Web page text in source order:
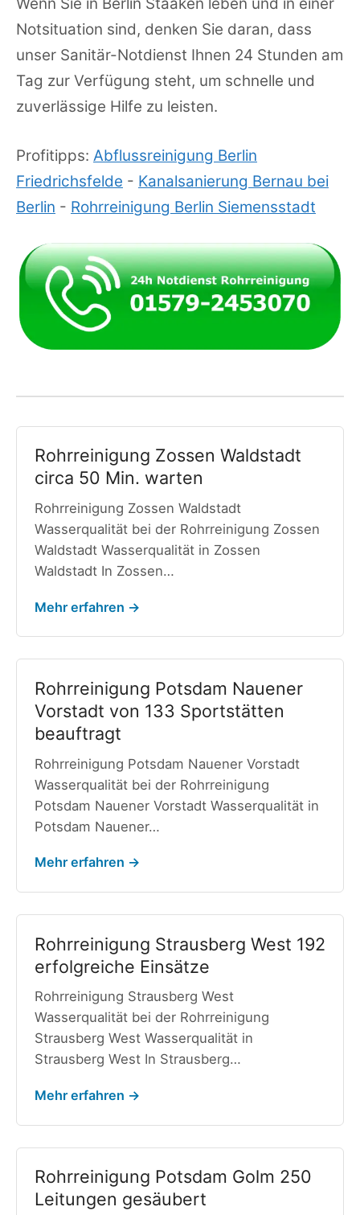
Wenn Sie in Berlin Staaken leben und in einer
Notsituation sind, denken Sie daran, dass
unser Sanitär-Notdienst Ihnen 24 Stunden am
Tag zur Verfügung steht, um schnelle und
zuverlässige Hilfe zu leisten.
Profitipps: Abflussreinigung Berlin
Friedrichsfelde - Kanalsanierung Bernau bei
Berlin - Rohrreinigung Berlin Siemensstadt
Rohrreinigung Zossen Waldstadt
circa 50 Min. warten
Rohrreinigung Zossen Waldstadt
Wasserqualität bei der Rohrreinigung Zossen
Waldstadt Wasserqualität in Zossen
Waldstadt In Zossen…
Mehr erfahren →
Rohrreinigung Potsdam Nauener
Vorstadt von 133 Sportstätten
beauftragt
Rohrreinigung Potsdam Nauener Vorstadt
Wasserqualität bei der Rohrreinigung
Potsdam Nauener Vorstadt Wasserqualität in
Potsdam Nauener…
Mehr erfahren →
Rohrreinigung Strausberg West 192
erfolgreiche Einsätze
Rohrreinigung Strausberg West
Wasserqualität bei der Rohrreinigung
Strausberg West Wasserqualität in
Strausberg West In Strausberg…
Mehr erfahren →
Rohrreinigung Potsdam Golm 250
Leitungen gesäubert